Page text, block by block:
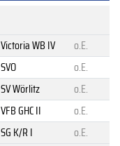
Victoria WB IV
o.E.
SVO
o.E.
SV Wörlitz
o.E.
VFB GHC II
o.E.
SG K/R I
o.E.